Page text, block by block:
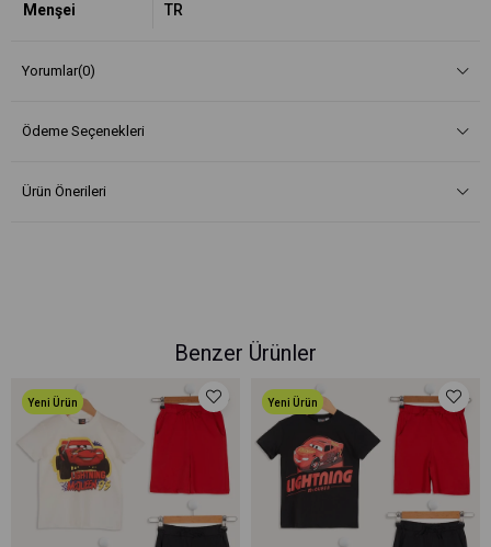
Menşei TR
Yorumlar(0)
Ödeme Seçenekleri
Ürün Önerileri
Benzer Ürünler
Yeni Ürün Yeni Ürün